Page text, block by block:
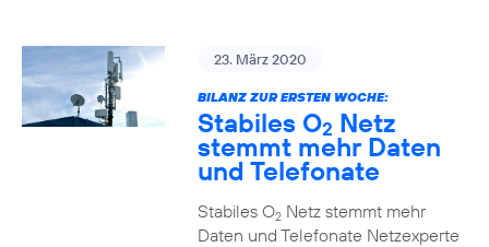
23. März 2020
BILANZ ZUR ERSTEN WOCHE:
Stabiles O2 Netz
stemmt mehr Daten
und Telefonate
Stabiles O2Netz stemmt mehr
Daten und Telefonate Netzexperte